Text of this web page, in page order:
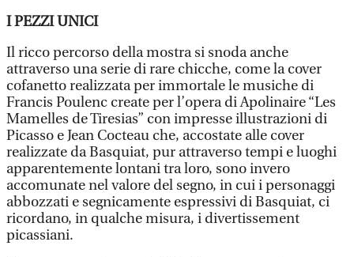
I PEZZI UNICI
Il ricco percorso della mostra si snoda anche
attraverso una serie di rare chicche, come la cover
cofanetto realizzata per immortale le musiche di
Francis Poulenc create per l’opera di Apolinaire “Les
Mamelles de Tiresias” con impresse illustrazioni di
Picasso e Jean Cocteau che, accostate alle cover
realizzate da Basquiat, pur attraverso tempi e luoghi
apparentemente lontani tra loro, sono invero
accomunate nel valore del segno, in cui i personaggi
abbozzati e segnicamente espressivi di Basquiat, ci
ricordano, in qualche misura, i divertissement
picassiani.